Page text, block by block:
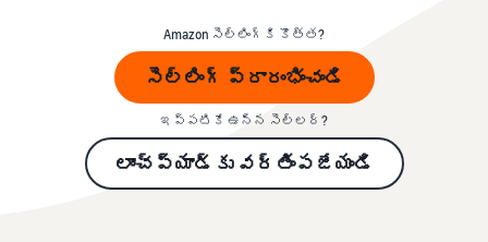
Amazon సెల్లింగ్‌కి కొత్త?
సెల్లింగ్ ప్రారంభించండి
ఇప్పటికే ఉన్న సెల్లర్‌?
లాంచ్‌ప్యాడ్‌కు వర్తింపజేయండి